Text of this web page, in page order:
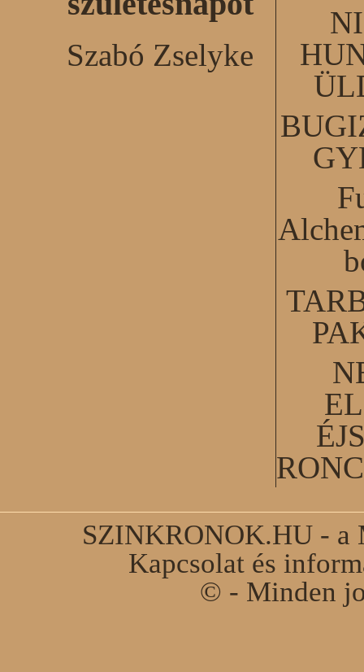
Szabó Zselyke
SZINKRONOK.HU - a
Kapcsolat és
© - Minden